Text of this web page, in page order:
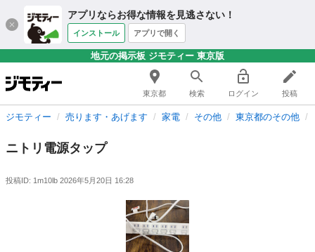
アプリならお得な情報を見逃さない！
インストール アプリで開く
地元の掲示板 ジモティー 東京版
東京都 検索 ログイン 投稿
ジモティー 売ります・あげます 家電 その他 東京都のその他
ニトリ電源タップ
投稿ID: 1m10lb 2026年5月20日 16:28